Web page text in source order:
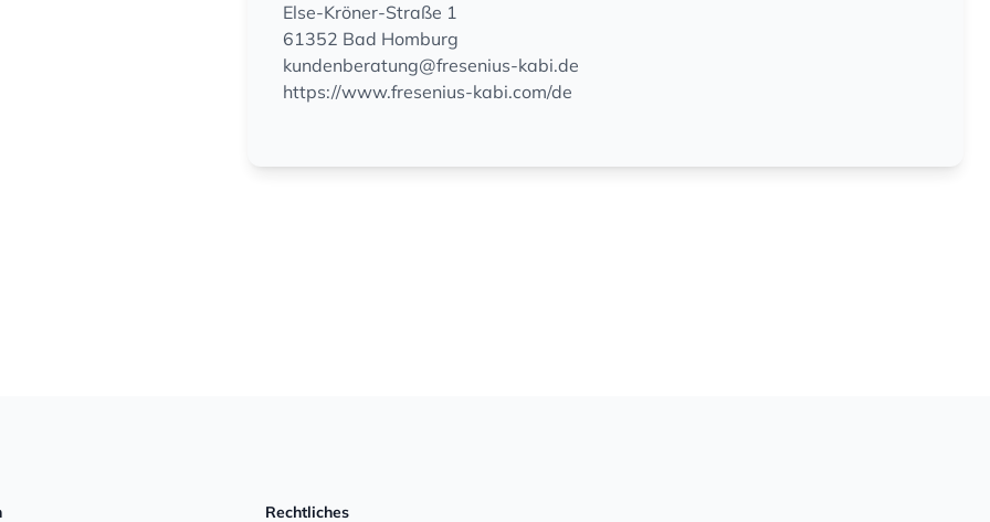
Else-Kröner-Straße 1
61352 Bad Homburg
kundenberatung@fresenius-kabi.de
https://www.fresenius-kabi.com/de
Rechtliches